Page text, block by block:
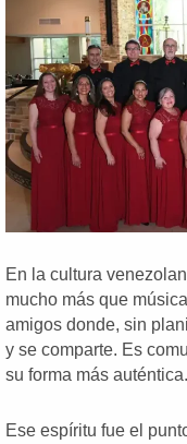
En la cultura
mucho más que
amigos donde, sin
y se comparte. Es
su forma más auténtica.
Ese espíritu fue el